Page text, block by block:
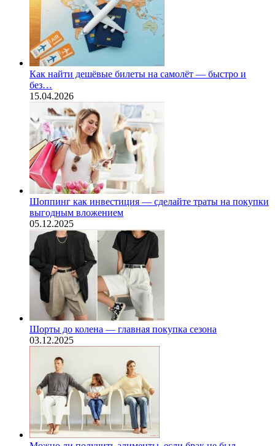
Как найти дешёвые билеты на самолёт — быстро и
без…
15.04.2026
Шоппинг как инвестиция — сделайте траты на покупки
выгодным вложением
05.12.2025
Шорты до колена — главная покупка сезона
03.12.2025